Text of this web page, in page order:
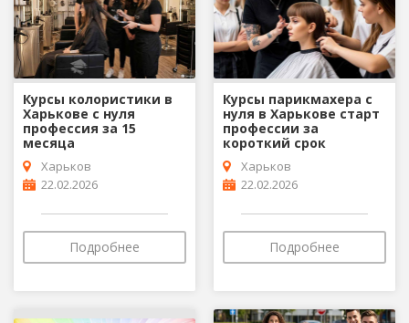
Курсы колористики в
Харькове с нуля
профессия за 15
месяца
Харьков
22.02.2026
Подробнее
Курсы парикмахера с
нуля в Харькове старт
профессии за
короткий срок
Харьков
22.02.2026
Подробнее